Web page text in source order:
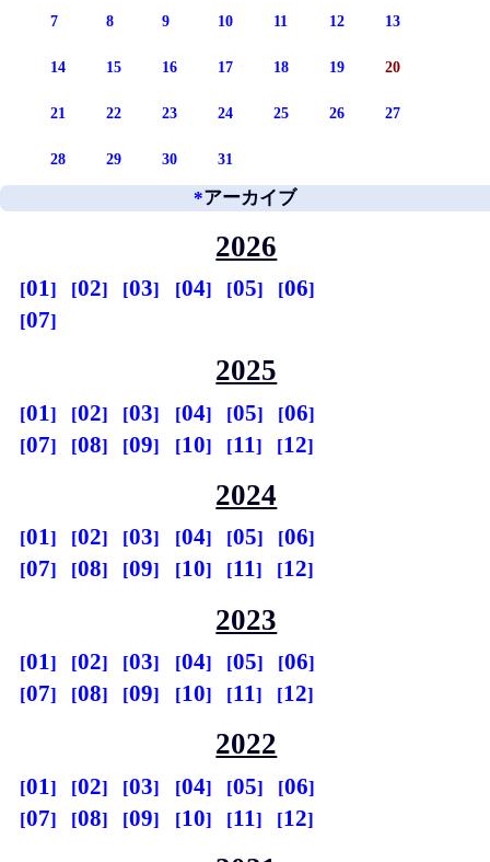
7 8 9 10 11 12 13
14 15 16 17 18 19 20
21 22 23 24 25 26 27
28 29 30 31
*アーカイブ
2026
01 02 03 04 05
06
07
2025
01 02 03 04 05
06
07
08 09 10 11 12
2024
01 02 03 04 05
06
07
08 09 10 11 12
2023
01 02 03 04 05
06
07
08 09 10 11 12
2022
01 02 03 04 05
06
07
08 09 10 11 12